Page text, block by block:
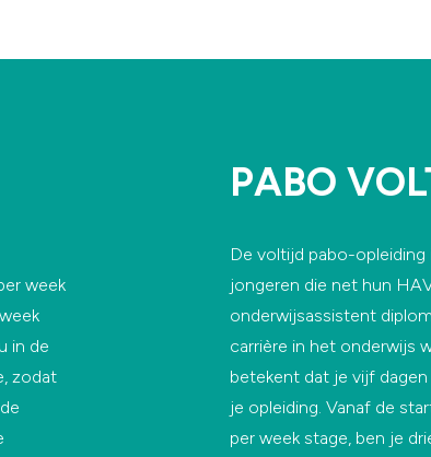
week
in de
zodat
PABO
De voltijd pabo-opleiding
jongeren die net hun
onderwijsassistent
carrière in het onderwijs
betekent dat je vijf
je opleiding. Vanaf de
per week stage, ben je